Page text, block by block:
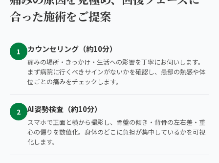
合った施術をご提案
1 カウンセリング（約10分）
痛みの場所・きっかけ・生活への影響を丁寧にお伺いします。
まず病院に行くべきサインがないかを確認し、患部の熱感や体
位ごとの痛みをチェックします。
2 AI姿勢検査（約10分）
スマホで正面と横から撮影し、骨盤の傾き・背骨の左右差・重
心の偏りを数値化。身体のどこに負担が集中しているかを可視
化します。